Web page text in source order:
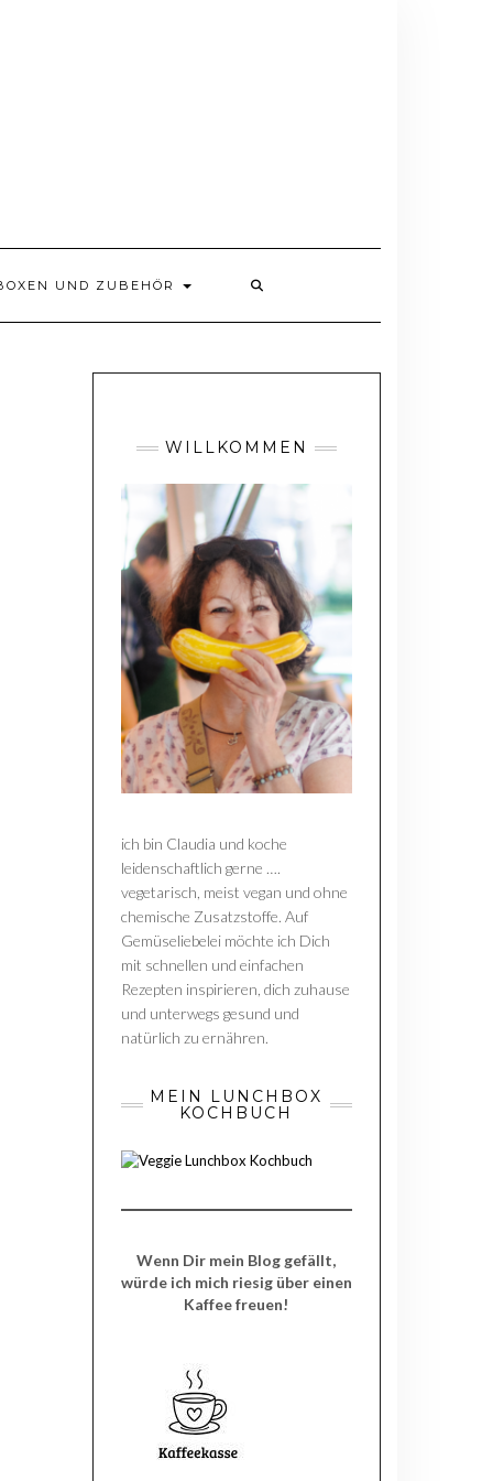
UND ZUBEHÖR
WILLKOMMEN
ich bin Claudia und koche
leidenschaftlich gerne ….
vegetarisch, meist vegan und ohne
chemische Zusatzstoffe. Auf
Gemüseliebelei möchte ich Dich
mit schnellen und einfachen
Rezepten inspirieren, dich zuhause
und unterwegs gesund und
natürlich zu ernähren.
MEIN LUNCHBOX
KOCHBUCH
Wenn Dir mein Blog gefällt,
würde ich mich riesig über einen
Kaffee freuen!